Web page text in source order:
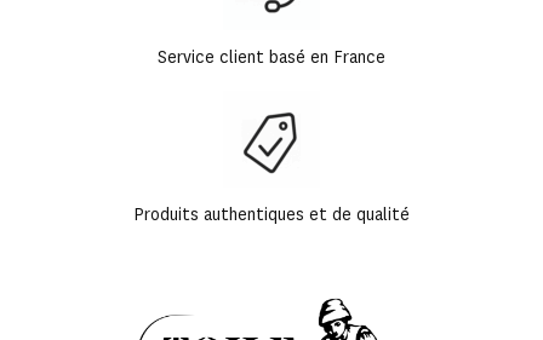
Service client basé en France
Produits authentiques et de qualité